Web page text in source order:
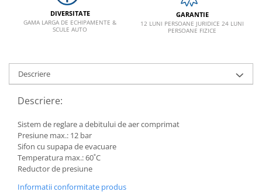
DIVERSITATE
GAMA LARGA DE ECHIPAMENTE &
SCULE AUTO
GARANTIE
12 LUNI PERSOANE JURIDICE 24 LUNI
PERSOANE FIZICE
Descriere
Descriere:
Sistem de reglare a debitului de aer comprimat
Presiune max.: 12 bar
Sifon cu supapa de evacuare
Temperatura max.: 60˚C
Reductor de presiune
Informatii conformitate produs